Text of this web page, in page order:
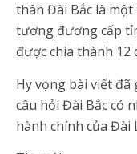
thân Đài Bắc là
tương đương cấp
được chia thành 12
Hy vọng bài viết
câu hỏi Đài Bắc có
hành chính của Đài